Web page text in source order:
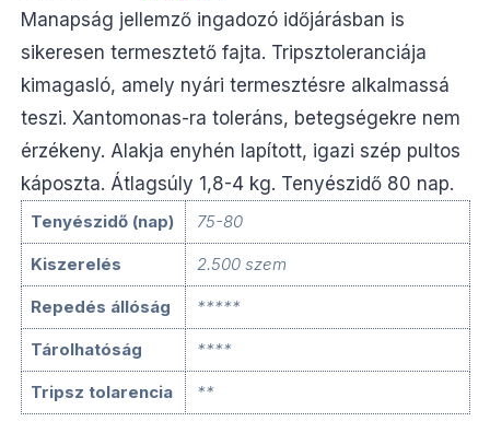
Manapság jellemző ingadozó időjárásban is
sikeresen termesztető fajta. Tripsztoleranciája
kimagasló, amely nyári termesztésre alkalmassá
teszi. Xantomonas-ra toleráns, betegségekre nem
érzékeny. Alakja enyhén lapított, igazi szép pultos
káposzta. Átlagsúly 1,8-4 kg. Tenyészidő 80 nap.
Tenyészidő (nap) 75-80
Kiszerelés 2.500 szem
Repedés állóság *****
Tárolhatóság ****
Tripsz tolarencia **